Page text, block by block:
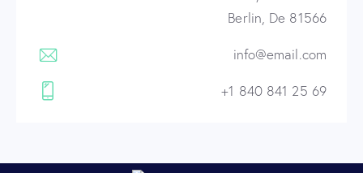
Berlin, De 81566
info@email.com
+1 840 841 25 69